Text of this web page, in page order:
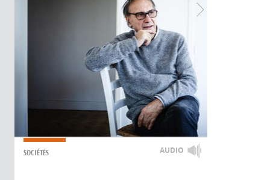
SOCIÉTÉS AUDIO